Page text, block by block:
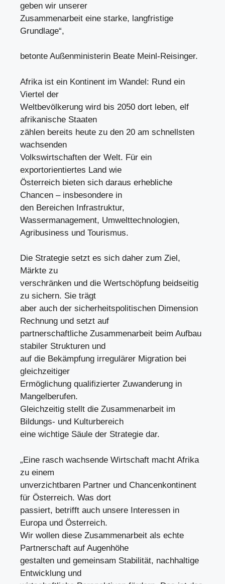
geben wir unserer
Zusammenarbeit eine starke, langfristige
Grundlage“,
betonte Außenministerin Beate Meinl-Reisinger.
Afrika ist ein Kontinent im Wandel: Rund ein
Viertel der
Weltbevölkerung wird bis 2050 dort leben, elf
afrikanische Staaten
zählen bereits heute zu den 20 am schnellsten
wachsenden
Volkswirtschaften der Welt. Für ein
exportorientiertes Land wie
Österreich bieten sich daraus erhebliche
Chancen – insbesondere in
den Bereichen Infrastruktur,
Wassermanagement, Umwelttechnologien,
Agribusiness und Tourismus.
Die Strategie setzt es sich daher zum Ziel,
Märkte zu
verschränken und die Wertschöpfung beidseitig
zu sichern. Sie trägt
aber auch der sicherheitspolitischen Dimension
Rechnung und setzt auf
partnerschaftliche Zusammenarbeit beim Aufbau
stabiler Strukturen und
auf die Bekämpfung irregulärer Migration bei
gleichzeitiger
Ermöglichung qualifizierter Zuwanderung in
Mangelberufen.
Gleichzeitig stellt die Zusammenarbeit im
Bildungs- und Kulturbereich
eine wichtige Säule der Strategie dar.
„Eine rasch wachsende Wirtschaft macht Afrika
zu einem
unverzichtbaren Partner und Chancenkontinent
für Österreich. Was dort
passiert, betrifft auch unsere Interessen in
Europa und Österreich.
Wir wollen diese Zusammenarbeit als echte
Partnerschaft auf Augenhöhe
gestalten und gemeinsam Stabilität, nachhaltige
Entwicklung und